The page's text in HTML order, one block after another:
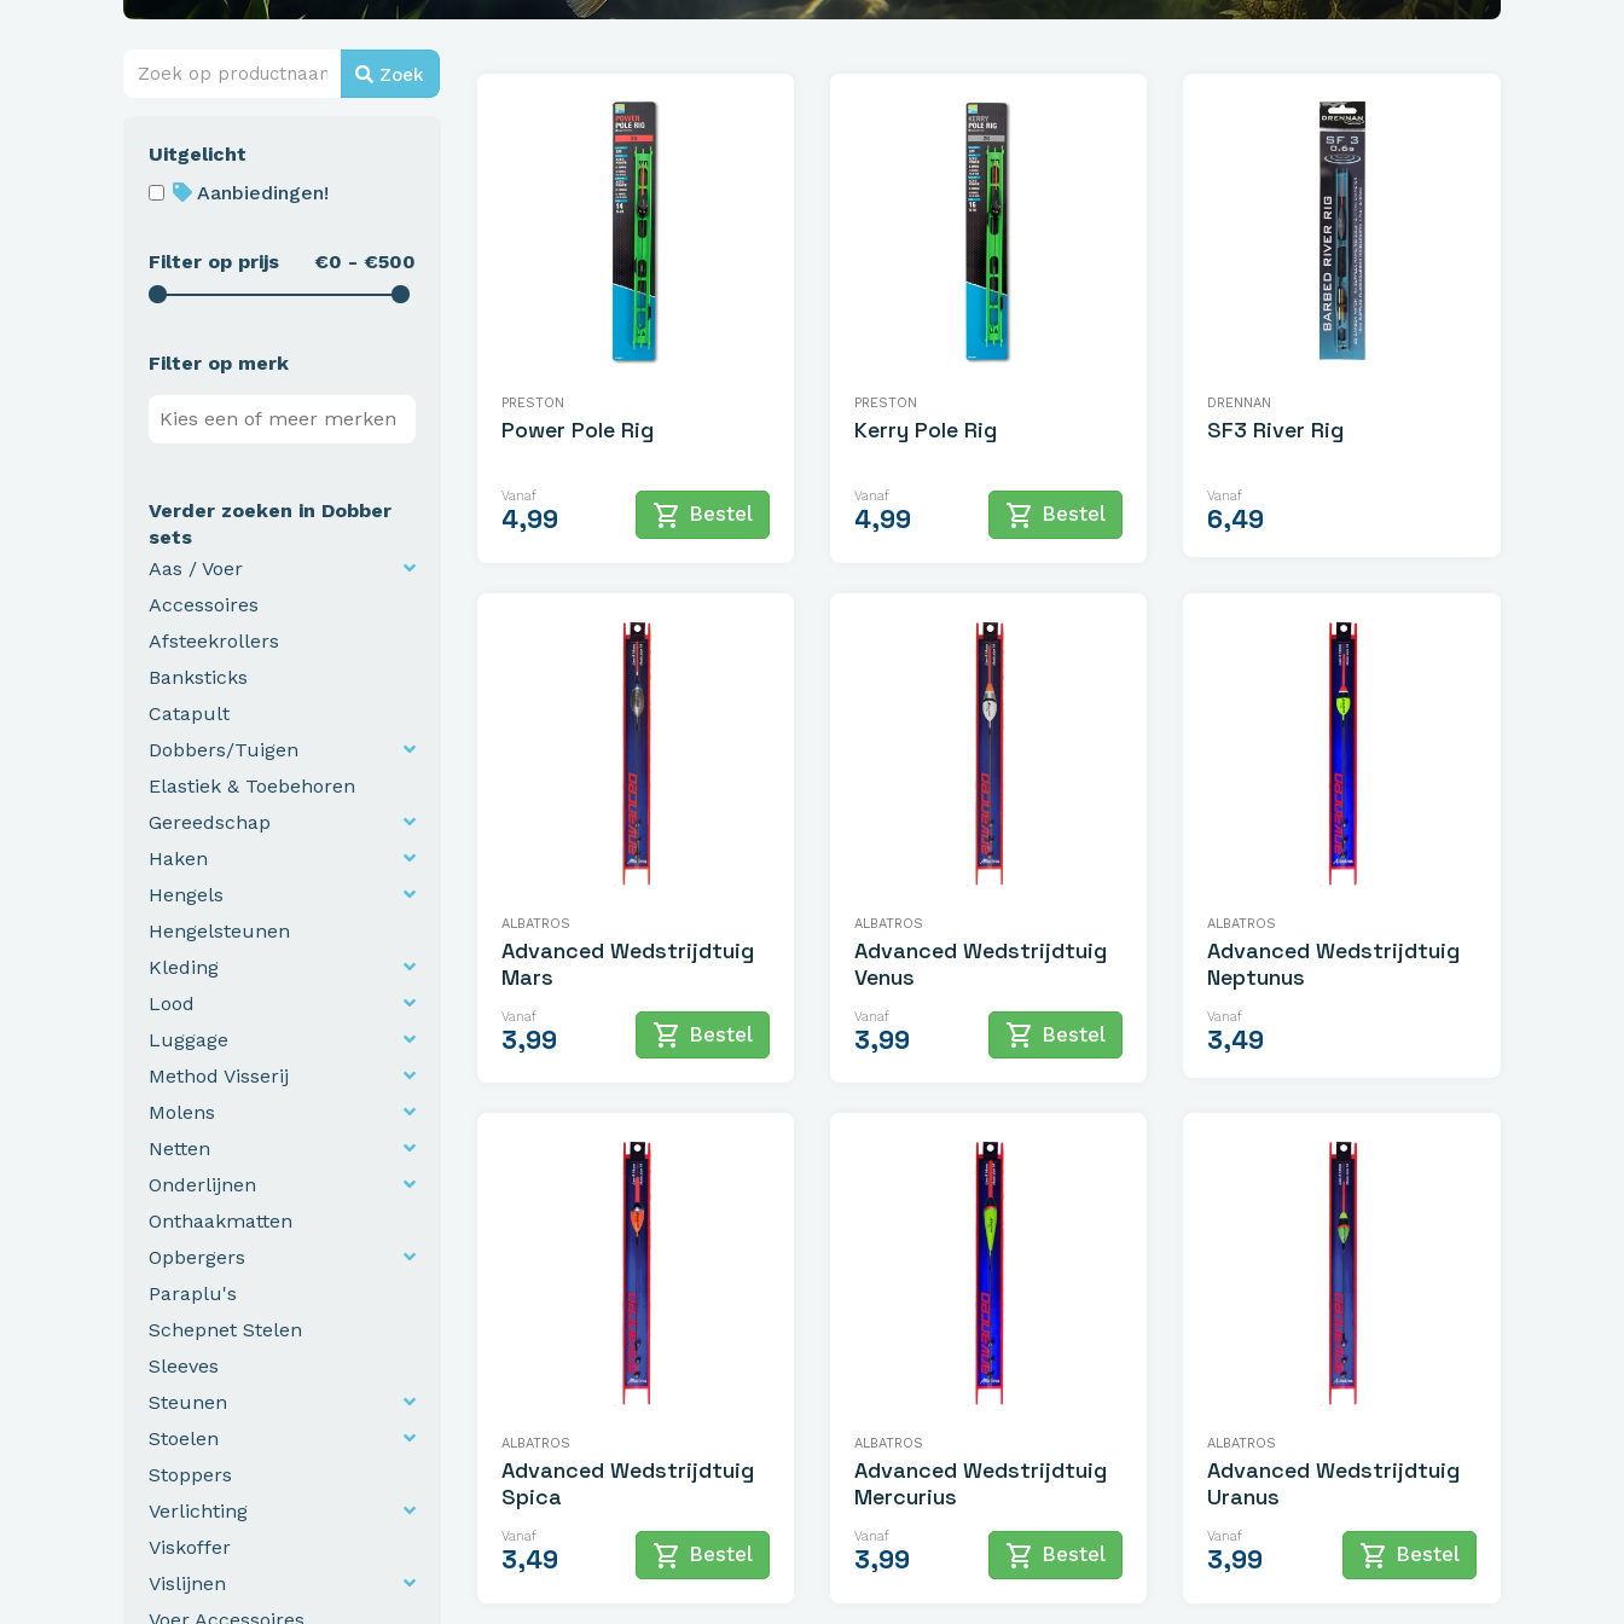
Zoek
Uitgelicht
Aanbiedingen!
€0 - €500
Filter op prijs
Filter op merk
Verder zoeken in Dobber
sets
Aas / Voer
Accessoires
Afsteekrollers
Banksticks
Catapult
Dobbers/Tuigen
Elastiek & Toebehoren
Gereedschap
Haken
Hengels
Hengelsteunen
Kleding
Lood
Luggage
Method Visserij
Molens
Netten
Onderlijnen
Onthaakmatten
Opbergers
Paraplu's
Schepnet Stelen
Sleeves
Steunen
Stoelen
Stoppers
Verlichting
Viskoffer
Vislijnen
PRESTON
Power Pole Rig
Vanaf
4,99 shopping_cart Bestel
PRESTON
Kerry Pole Rig
Vanaf
4,99 shopping_cart Bestel
DRENNAN
SF3 River Rig
Vanaf
6,49
ALBATROS
Advanced Wedstrijdtuig
Mars
Vanaf
3,99 shopping_cart Bestel
ALBATROS
Advanced Wedstrijdtuig
Venus
Vanaf
3,99 shopping_cart Bestel
ALBATROS
Advanced Wedstrijdtuig
Neptunus
Vanaf
3,49
ALBATROS
Advanced Wedstrijdtuig
Spica
Vanaf
3,49 shopping_cart Bestel
ALBATROS
Advanced Wedstrijdtuig
Mercurius
Vanaf
3,99 shopping_cart Bestel
ALBATROS
Advanced Wedstrijdtuig
Uranus
Vanaf
3,99 shopping_cart Bestel